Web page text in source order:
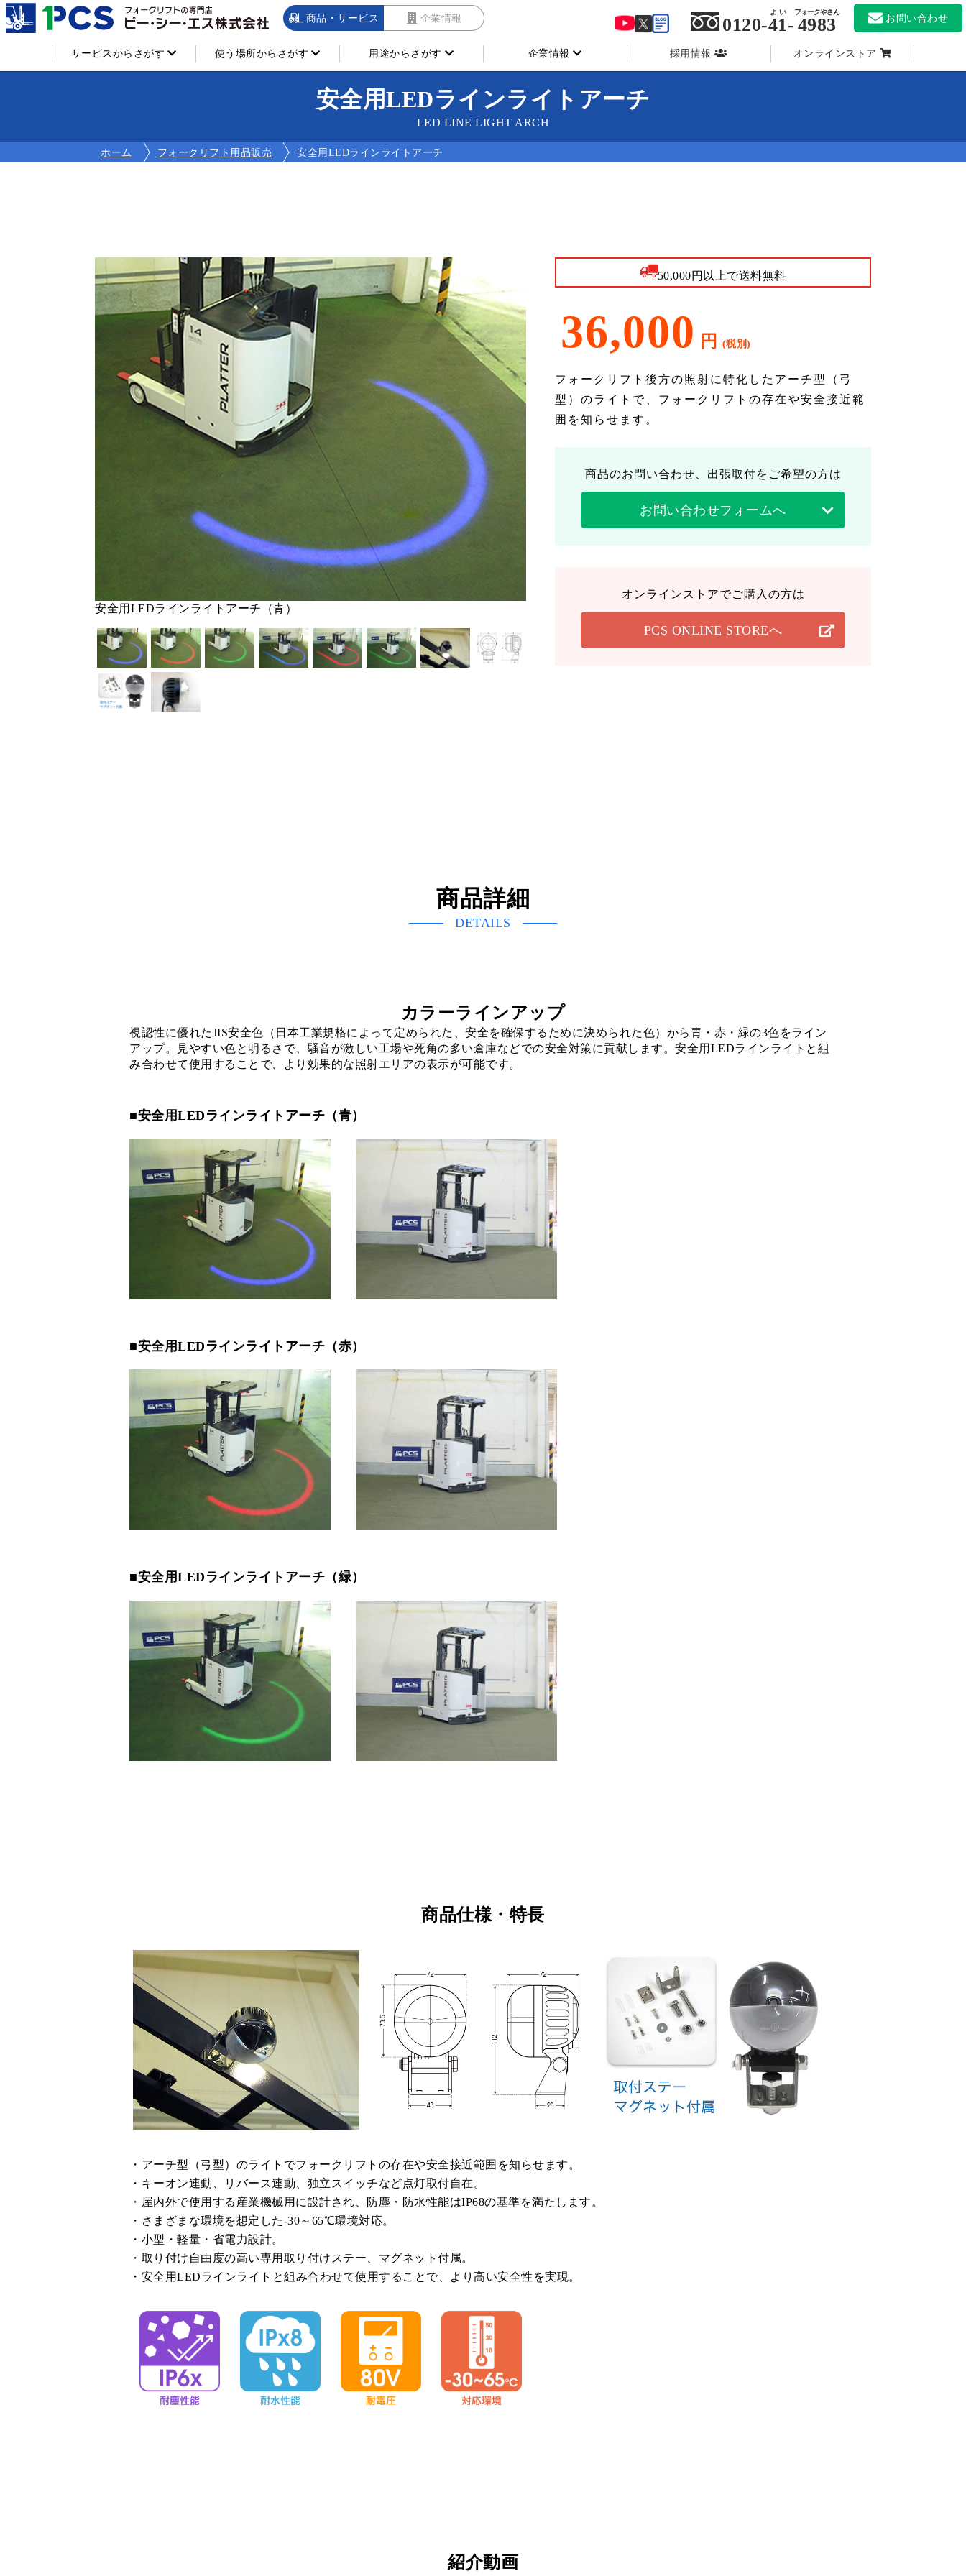
商品・サービス 企業情報 0120-41
よい
- 4983
フォークやさん
お問い合わせ
サービスからさがす 使う場所からさがす 用途からさがす 企業情報 採用情報 オンラインストア
安全用LEDラインライトアーチ
LED LINE LIGHT ARCH
ホーム フォークリフト用品販売 安全用LEDラインライトアーチ
安全用LEDラインライトアーチ（青）
50,000円以上で送料無料
36,000 円
フォークリフト後方の照射に特化したアーチ型（弓
型）のライトで、フォークリフトの存在や安全接近範
囲を知らせます。
商品のお問い合わせ、出張取付をご希望の方は
お問い合わせフォームへ
オンラインストアでご購入の方は
PCS ONLINE STOREへ
商品詳細
DETAILS
カラーラインアップ
視認性に優れたJIS安全色（日本工業規格によって定められた、安全を確保するために決められた色）から青・赤・緑の3色をライン
アップ。見やすい色と明るさで、騒音が激しい工場や死角の多い倉庫などでの安全対策に貢献します。安全用LEDラインライトと組
み合わせて使用することで、より効果的な照射エリアの表示が可能です。
■安全用LEDラインライトアーチ（青）
■安全用LEDラインライトアーチ（赤）
■安全用LEDラインライトアーチ（緑）
商品仕様・特長
アーチ型（弓型）のライトでフォークリフトの存在や安全接近範囲を知らせます。
キーオン連動、リバース連動、独立スイッチなど点灯取付自在。
屋内外で使用する産業機械用に設計され、防塵・防水性能はIP68の基準を満たします。
さまざまな環境を想定した-30～65℃環境対応。
小型・軽量・省電力設計。
取り付け自由度の高い専用取り付けステー、マグネット付属。
安全用LEDラインライトと組み合わせて使用することで、より高い安全性を実現。
紹介動画